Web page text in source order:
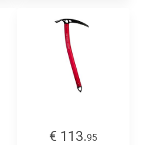
€ 113.95